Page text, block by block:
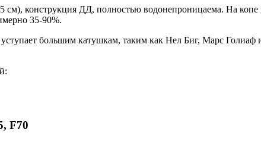
см), конструкция ДД, полностью водонепроницаема. На
35-90%.
большим катушкам, таким как Нел Биг, Марс Голиаф
F70